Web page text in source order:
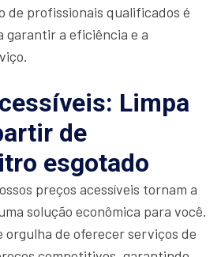
de profissionais qualificados é
garantir a eficiência e a
Limpa
de
esgotado
preços acessíveis tornam a
solução econômica para você.
orgulha de oferecer serviços de